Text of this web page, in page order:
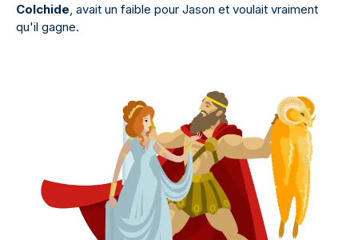
Colchide , avait un faible pour Jason et voulait vraiment
qu'il gagne.